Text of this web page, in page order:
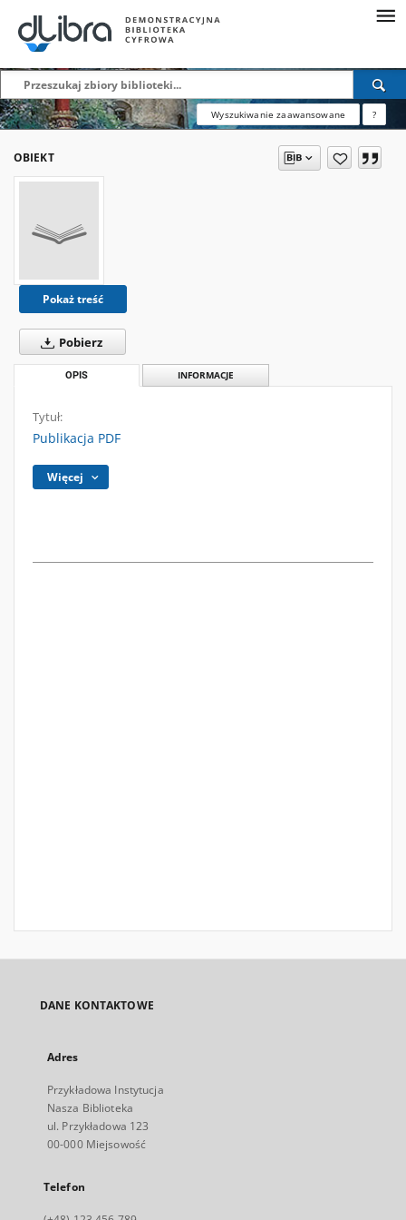
Wyszukiwanie zaawansowane ?
OBIEKT
Pokaż treść
Pobierz
OPIS INFORMACJE
Tytuł:
Publikacja PDF
Więcej
DANE KONTAKTOWE
Adres
Przykładowa Instytucja
Nasza Biblioteka
ul. Przykładowa 123
00-000 Miejsowość
Telefon